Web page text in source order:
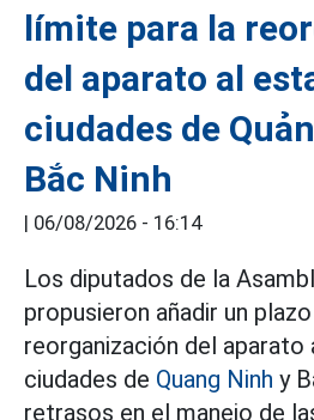
límite para la
del aparato al
ciudades de
Bắc Ninh
| 06/08/2026 - 16:14
Los diputados de la
propusieron añadir un
reorganización del
ciudades de Quang Ninh y
retrasos en el manejo de